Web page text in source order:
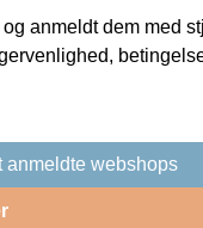
anmeldt dem med
anmeldte webshops